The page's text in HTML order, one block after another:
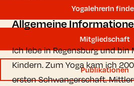
YogalehrerIn
Mitgliedschaft
Publikationen
Allgemeine
Ich lebe in Regensburg und
Kindern. Zum Yoga kam ich
ersten Schwangerschaft.